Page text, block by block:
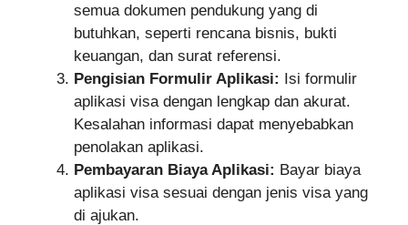
semua dokumen pendukung yang di
butuhkan, seperti rencana bisnis, bukti
keuangan, dan surat referensi.
Pengisian Formulir Aplikasi: Isi formulir
aplikasi visa dengan lengkap dan akurat.
Kesalahan informasi dapat menyebabkan
penolakan aplikasi.
Pembayaran Biaya Aplikasi: Bayar biaya
aplikasi visa sesuai dengan jenis visa yang
di ajukan.